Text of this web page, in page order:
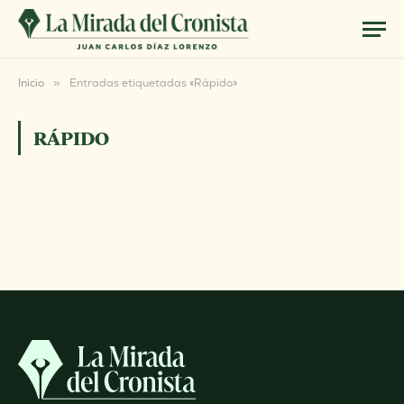
Inicio » Entradas etiquetadas «Rápido»
RÁPIDO